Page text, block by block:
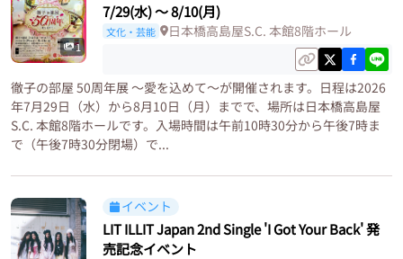
1
7/29(水)〜8/10(月)
文化・芸能 日本橋高島屋S.C. 本館8階ホール
徹子の部屋 50周年展 ～愛を込めて～が開催されます。日程は2026
年7月29日（水）から8月10日（月）までで、場所は日本橋高島屋
S.C. 本館8階ホールです。入場時間は午前10時30分から午後7時ま
で（午後7時30分閉場）で...
イベント
LIT ILLIT Japan 2nd Single 'I Got Your Back' 発
売記念イベント